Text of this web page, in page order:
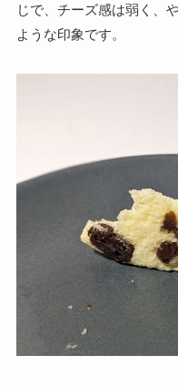
じで、チーズ感は弱く、
ような印象です。